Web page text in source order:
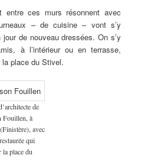
entre ces murs résonnent avec
– de cuisine – vont s’y
de nouveau dressées. On s’y
à l’intérieur ou en terrasse,
place du Stivel.
de
Fouillen, à
avec
qui
la place du